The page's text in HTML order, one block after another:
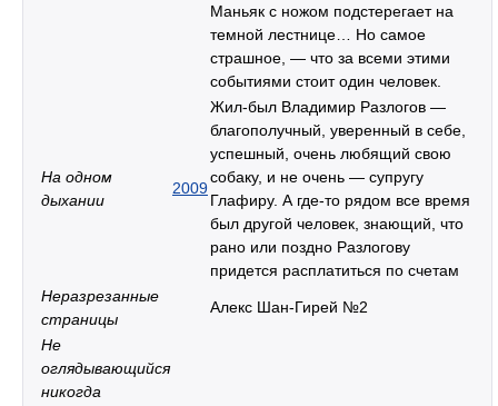
Маньяк с ножом подстерегает на
темной лестнице… Но самое
страшное, — что за всеми этими
событиями стоит один человек.
На одном
дыхании
2009
Жил-был Владимир Разлогов —
благополучный, уверенный в себе,
успешный, очень любящий свою
собаку, и не очень — супругу
Глафиру. А где-то рядом все время
был другой человек, знающий, что
рано или поздно Разлогову
придется расплатиться по счетам
Неразрезанные
страницы
Алекс Шан-Гирей №2
Не
оглядывающийся
никогда